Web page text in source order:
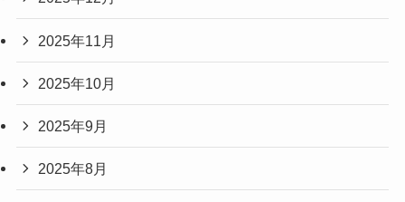
2025年11月
2025年10月
2025年9月
2025年8月